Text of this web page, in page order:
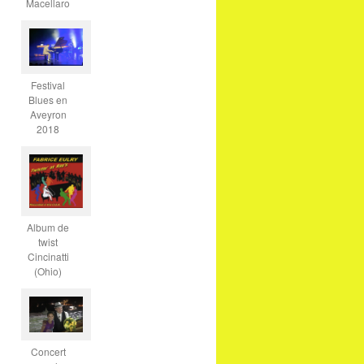
Festival
Blues en
Aveyron
2018
Album de
twist
Cincinatti
(Ohio)
Concert